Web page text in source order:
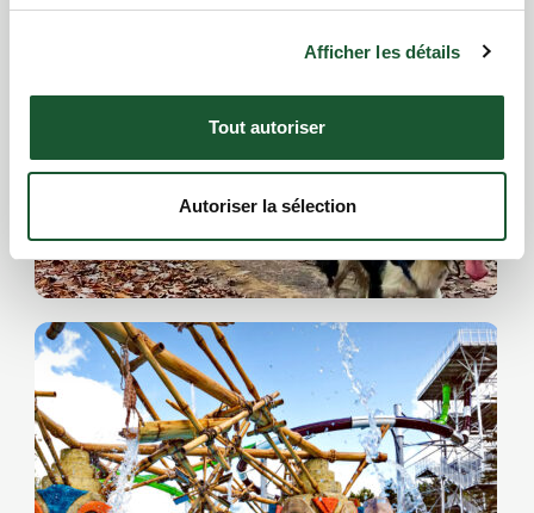
Afficher les détails
Tout autoriser
Autoriser la sélection
Cani-Rando